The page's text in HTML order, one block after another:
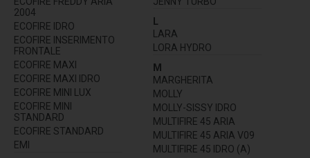
2004
ECOFIRE IDRO
ECOFIRE INSERIMENTO
FRONTALE
ECOFIRE MAXI
ECOFIRE MAXI IDRO
ECOFIRE MINI LUX
ECOFIRE MINI
STANDARD
ECOFIRE STANDARD
EMI
L
LARA
LORA HYDRO
M
MARGHERITA
MOLLY
MOLLY-SISSY IDRO
MULTIFIRE 45 ARIA
MULTIFIRE 45 ARIA V09
MULTIFIRE 45 IDRO (A)